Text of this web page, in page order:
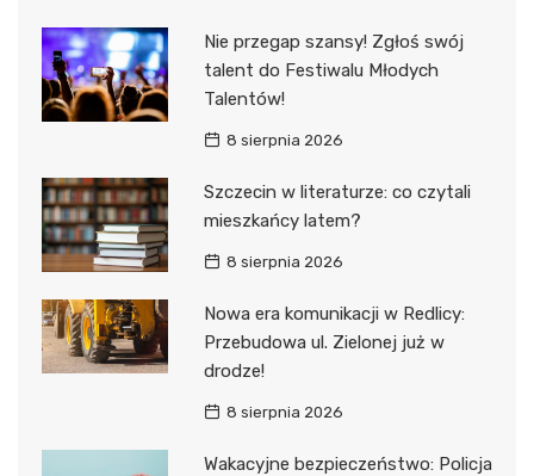
Nie przegap szansy! Zgłoś swój
talent do Festiwalu Młodych
Talentów!
8 sierpnia 2026
Szczecin w literaturze: co czytali
mieszkańcy latem?
8 sierpnia 2026
Nowa era komunikacji w Redlicy:
Przebudowa ul. Zielonej już w
drodze!
8 sierpnia 2026
Wakacyjne bezpieczeństwo: Policja